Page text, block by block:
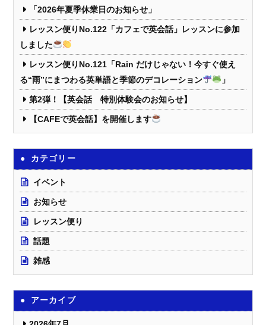
「2026年夏季休業日のお知らせ」
レッスン便りNo.122「カフェで英会話」レッスンに参加
しました
レッスン便りNo.121「Rain だけじゃない！今すぐ使え
る“雨”にまつわる英単語と季節のデコレーション
」
第2弾！【英会話 特別体験会のお知らせ】
【CAFEで英会話】を開催します
カテゴリー
イベント
お知らせ
レッスン便り
話題
雑感
アーカイブ